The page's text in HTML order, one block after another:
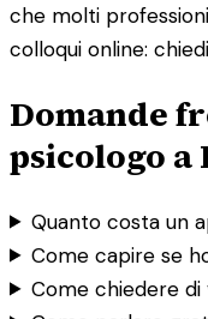
che molti
colloqui online:
Domande
psicologo a
Quanto costa un
Come capire se
Come chiedere